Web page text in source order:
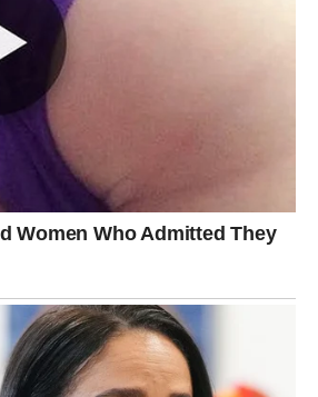
može osetiti da se vrata uspeha
sreća počinje da prati
koji dolazi iz
da imaju snažnu intuiciju i
prilike koje drugi ne vide.
može im doneti finansijsku korist